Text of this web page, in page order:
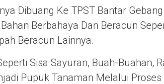
Dibuang Ke TPST Bantar
Berbahaya Dan Beracun
Beracun Lainnya.
Sisa Sayuran, Buah-Buahan,
Pupuk Tanaman Melalui Proses